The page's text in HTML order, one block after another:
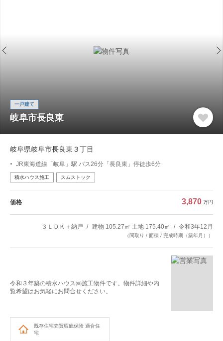
既存住宅売買瑕疵保険 適合住
宅
一戸建て
岐阜市長良東
岐阜県岐阜市長良東３丁目
JR東海道線「岐阜」駅 バス26分「長良東」停徒歩6分
積水ハウス施工 スムストック
価格 3,870 万円
３ＬＤＫ＋納戸 建物 105.27㎡ 土地 175.40㎡ 令和3年12月
（間取り / 面積 / 完成時期（築年月））
令和３年築の積水ハウス㈱施工物件です。物件詳細や内
覧希望はお気軽にお問合せください。